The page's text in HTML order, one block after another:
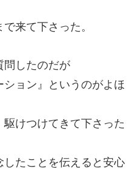
来て下さった。
問したのだが
ション』というのがよほ
けつけてきて下さった
したことを伝えると安心